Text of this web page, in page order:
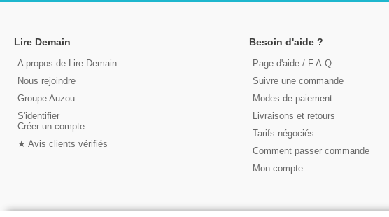
Lire Demain
A propos de Lire Demain
Nous rejoindre
Groupe Auzou
S'identifier
Créer un compte
★ Avis clients vérifiés
Besoin d'aide ?
Page d'aide / F.A.Q
Suivre une commande
Modes de paiement
Livraisons et retours
Tarifs négociés
Comment passer commande
Mon compte